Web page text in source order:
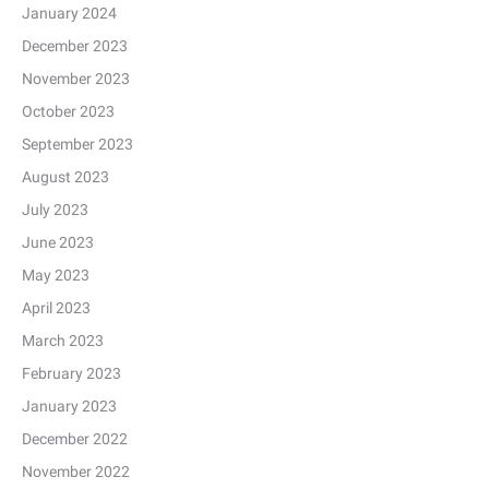
January 2024
December 2023
November 2023
October 2023
September 2023
August 2023
July 2023
June 2023
May 2023
April 2023
March 2023
February 2023
January 2023
December 2022
November 2022